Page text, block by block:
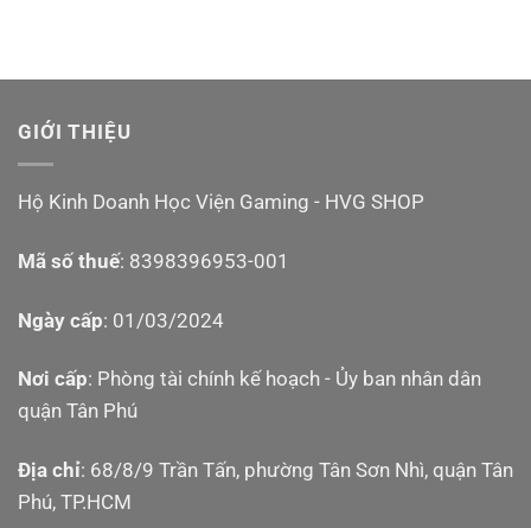
GIỚI THIỆU
Hộ Kinh Doanh Học Viện Gaming - HVG SHOP
Mã số thuế: 8398396953-001
Ngày cấp: 01/03/2024
Nơi cấp: Phòng tài chính kế hoạch - Ủy ban nhân dân
quận Tân Phú
Địa chỉ: 68/8/9 Trần Tấn, phường Tân Sơn Nhì, quận Tân
Phú, TP.HCM